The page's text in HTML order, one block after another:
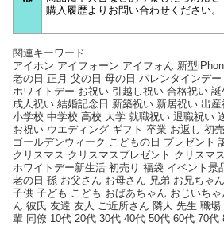
購入履歴よりお問い合わせください。
関連キーワード
アイホン アイフォーン アイフォん 新型
老の日 正月 父の日 母の日 バレンタインデ
ホワイトデー お祝い 引越し祝い 合格祝い
成人祝い 結婚記念日 新築祝い 新居祝い 出
小学校 中学校 高校 大学 就職祝い 退職祝い
お祝い ウエディング ギフト 卒業 お返し 初
ゴールデンウィーク こどもの日 プレゼント
クリスマス クリスマスプレゼント クリスマ
ホワイトデー新生活 初売り 福袋 イベント景
老の日 孫 お父さん お母さん 兄弟 お兄ちゃ
子供 子ども こども おばあちゃん おじいち
ん 彼氏 友達 友人 ご近所さん 隣人 先生 職
輩 同僚 10代 20代 30代 40代 50代 60代 70代